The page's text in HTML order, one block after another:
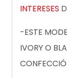
INTERESES
-ESTE
IVORY O